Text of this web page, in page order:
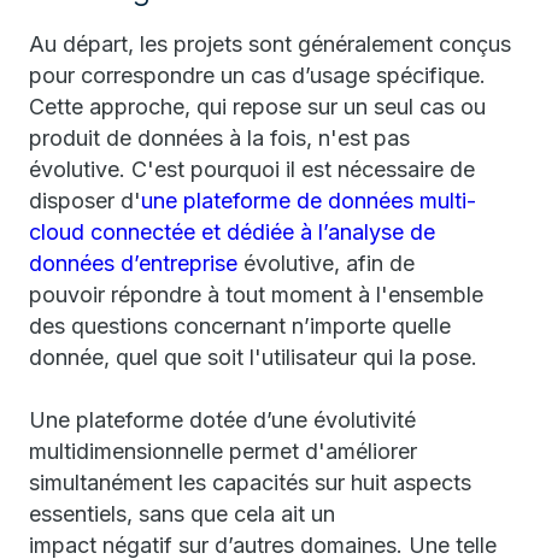
Au départ, les projets sont généralement conçus
pour correspondre un cas d’usage spécifique.
Cette approche, qui repose sur un seul cas ou
produit de données à la fois, n'est pas
évolutive. C'est pourquoi il est nécessaire de
disposer d'une plateforme de données multi-
cloud connectée et dédiée à l’analyse de
données d’entreprise évolutive, afin de
pouvoir répondre à tout moment à l'ensemble
des questions concernant n’importe quelle
donnée, quel que soit l'utilisateur qui la pose.
Une plateforme dotée d’une évolutivité
multidimensionnelle permet d'améliorer
simultanément les capacités sur huit aspects
essentiels, sans que cela ait un
impact négatif sur d’autres domaines. Une telle